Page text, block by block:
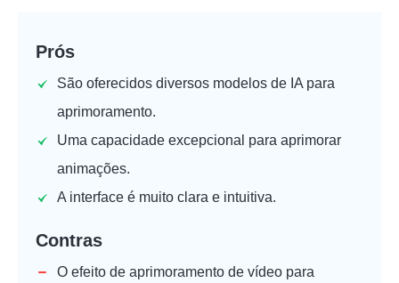
Prós
São oferecidos diversos modelos de IA para
aprimoramento.
Uma capacidade excepcional para aprimorar
animações.
A interface é muito clara e intuitiva.
Contras
O efeito de aprimoramento de vídeo para